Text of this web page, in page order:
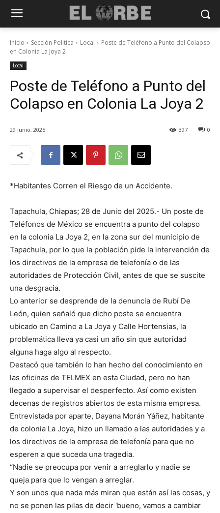
Inicio Sección Politica Local
Poste de Teléfono a Punto del Colapso
en Colonia La Joya 2
Local
Poste de Teléfono a Punto del
Colapso en Colonia La Joya 2
29 junio, 2025 0
397
*Habitantes Corren el Riesgo de un Accidente.
Tapachula, Chiapas; 28 de Junio del 2025.- Un poste de
Teléfonos de México se encuentra a punto del colapso
en la colonia La Joya 2, en la zona sur del municipio de
Tapachula, por lo que la población pide la intervención de
los directivos de la empresa de telefonía o de las
autoridades de Protección Civil, antes de que se suscite
una desgracia.
Lo anterior se desprende de la denuncia de Rubí De
León, quien señaló que dicho poste se encuentra
ubicado en Camino a La Joya y Calle Hortensias, la
problemática lleva ya casi un año sin que autoridad
alguna haga algo al respecto.
Destacó que también lo han hecho del conocimiento en
las oficinas de TELMEX en esta Ciudad, pero no han
llegado a supervisar el desperfecto. Así como existen
decenas de registros abiertos de esta misma empresa.
Entrevistada por aparte, Dayana Morán Yáñez, habitante
de colonia La Joya, hizo un llamado a las autoridades y a
los directivos de la empresa de telefonía para que no
esperen a que suceda una tragedia.
“Nadie se preocupa por venir a arreglarlo y nadie se
queja para que lo vengan a arreglar.
Y son unos que nada más miran que están así las cosas, y
no se ponen las pilas de decir ‘bueno, vamos a cambiar